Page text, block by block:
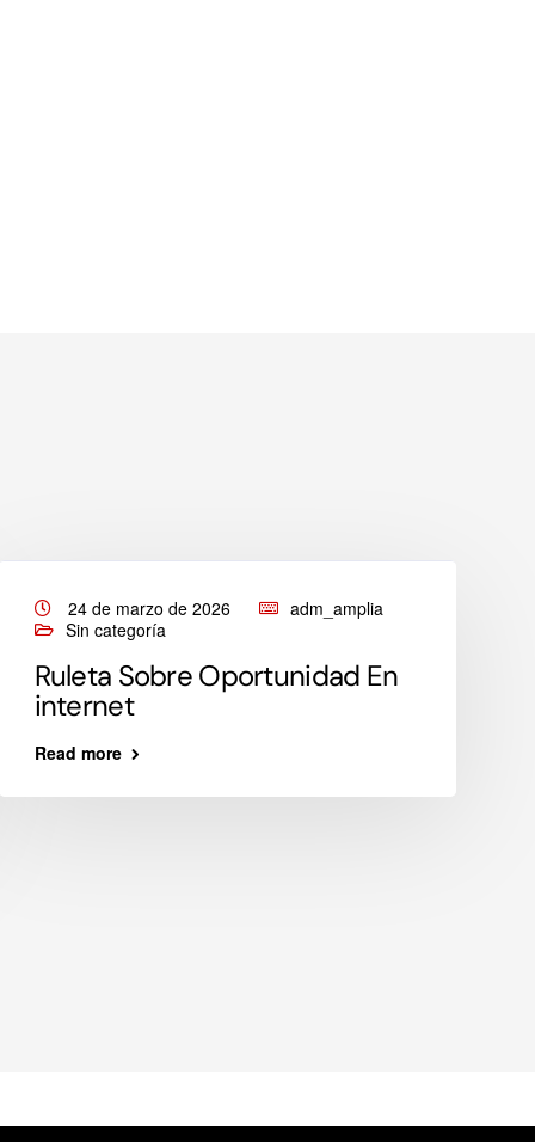
24 de marzo de 2026
adm_amplia
Sin categoría
Ruleta Sobre Oportunidad En
internet
Read more